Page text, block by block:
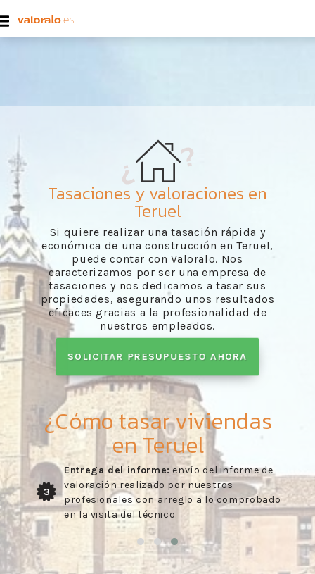
Tasaciones y valoraciones en
Teruel
Si quiere realizar una tasación rápida y
económica de una construcción en Teruel,
puede contar con Valoralo. Nos
caracterizamos por ser una empresa de
tasaciones y nos dedicamos a tasar sus
propiedades, asegurando unos resultados
eficaces gracias a la profesionalidad de
nuestros empleados.
SOLICITAR PRESUPUESTO AHORA
¿Cómo tasar viviendas
en Teruel
3
Entrega del informe: envío del informe de
valoración realizado por nuestros
profesionales con arreglo a lo comprobado
en la visita del técnico.